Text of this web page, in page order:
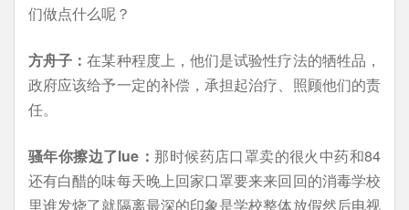
们做点什么呢？
方舟子：在某种程度上，他们是试验性疗法的牺牲品，
政府应该给予一定的补偿，承担起治疗、照顾他们的责
任。
骚年你擦边了lue： 那时候药店口罩卖的很火中药和84
还有白醋的味每天晚上回家口罩要来来回回的消毒学校
里谁发烧了就隔离最深的印象是学校整体放假然后电视